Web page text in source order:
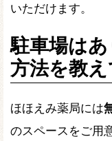
いただけます。
駐車場は
方法を教
ほほえみ薬局には
のスペースをご用